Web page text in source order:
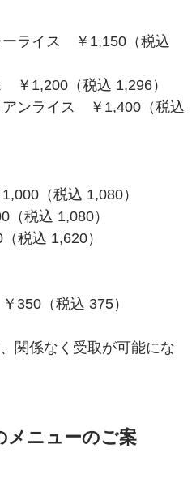
ーライス ￥1,150（税込
￥1,200（税込 1,296）
アンライス ￥1,400（税込
（税込 1,080）
税込 1,080）
税込 1,620）
350（税込 375）
関係なく受取が可能にな
メニューのご案